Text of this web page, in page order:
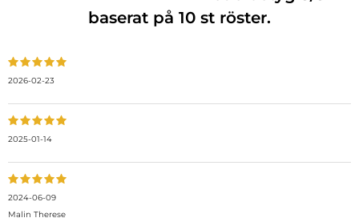
baserat på 10 st röster.
2026-02-23
2025-01-14
2024-06-09
Malin Therese